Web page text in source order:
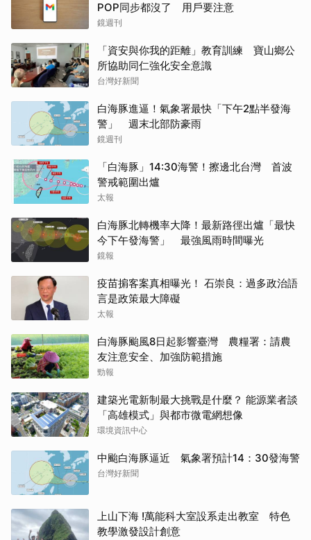
POP同步都沒了 用戶要注意
鏡週刊
「資安與你我的距離」教育訓練 寶山鄉公
所協助同仁強化安全意識
台灣好新聞
白海豚進逼！氣象署最快「下午2點半發海
警」 週末北部防豪雨
鏡週刊
「白海豚」14:30海警！擦邊北台灣 首波
警戒範圍出爐
太報
白海豚北轉機率大降！最新路徑出爐「最快
今下午發海警」 最強風雨時間曝光
鏡報
疫苗掮客案真相曝光！ 石崇良：過多政治語
言是政策最大障礙
太報
白海豚颱風8日起影響臺灣 農糧署：請農
友注意安全、加強防範措施
勁報
建築光電新制最大挑戰是什麼？ 能源業者談
「高雄模式」與都市微電網想像
環境資訊中心
中颱白海豚逼近 氣象署預計14：30發海警
台灣好新聞
上山下海 !萬能科大室設系走出教室 特色
教學激發設計創意